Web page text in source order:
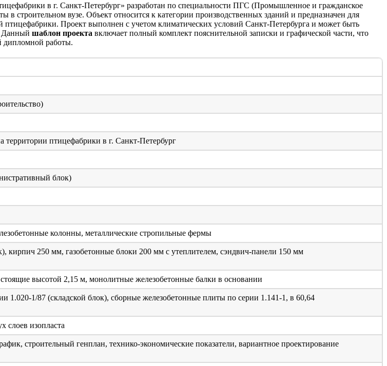
в г. Санкт-Петербург» разработан по специальности ПГС (Промышленное и гражданское
в строительном вузе. Объект относится к категории производственных зданий и предназначен для
Проект выполнен с учетом климатических условий Санкт-Петербурга и может быть
Данный шаблон проекта включает полный комплект пояснительной записки и графической части, что
дипломной работы.
территории птицефабрики в г. Санкт-Петербург
блок)
колонны, металлические стропильные фермы
кирпич 250 мм, газобетонные блоки 200 мм с утеплителем, сэндвич-панели 150 мм
высотой 2,15 м, монолитные железобетонные балки в основании
1.020-1/87 (складской блок), сборные железобетонные плиты по серии 1.141-1, в 60,64
слоев изопласта
строительный генплан, технико-экономические показатели, вариантное проектирование